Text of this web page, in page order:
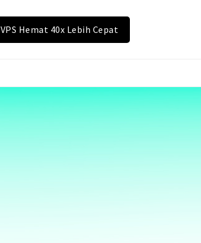
VPS Hemat 40x Lebih Cepat